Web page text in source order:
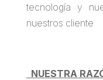
tecnología y
nuestros cliente
NUESTRA